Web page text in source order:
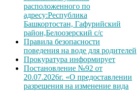
расположенного по
адресу:Республика
Башкортостан, Гафурийский
район,Белоозерский с/с
Правила безопасности
поведения на воде для родителей
Прокуратура информирует
Постановление №92 от
20.07.2026г. «О предоставлении
разрешения на изменение вида